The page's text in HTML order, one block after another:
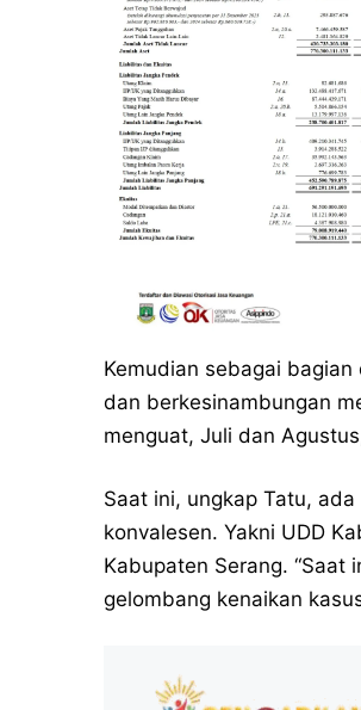
Kemudian sebagai
dan berkesinambungan
menguat, Juli dan
Saat ini, ungkap Tatu,
konvalesen. Yakni UDD
Kabupaten Serang.
gelombang kenaikan